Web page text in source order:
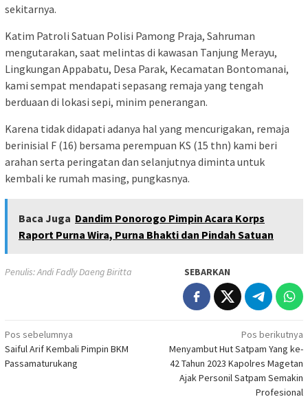
sekitarnya.
Katim Patroli Satuan Polisi Pamong Praja, Sahruman
mengutarakan, saat melintas di kawasan Tanjung Merayu,
Lingkungan Appabatu, Desa Parak, Kecamatan Bontomanai,
kami sempat mendapati sepasang remaja yang tengah
berduaan di lokasi sepi, minim penerangan.
Karena tidak didapati adanya hal yang mencurigakan, remaja
berinisial F (16) bersama perempuan KS (15 thn) kami beri
arahan serta peringatan dan selanjutnya diminta untuk
kembali ke rumah masing, pungkasnya.
Baca Juga Dandim Ponorogo Pimpin Acara Korps
Raport Purna Wira, Purna Bhakti dan Pindah Satuan
Penulis: Andi Fadly Daeng Biritta SEBARKAN
Navigasi
pos
Pos sebelumnya
Saiful Arif Kembali Pimpin BKM
Passamaturukang
Pos berikutnya
Menyambut Hut Satpam Yang ke-
42 Tahun 2023 Kapolres Magetan
Ajak Personil Satpam Semakin
Profesional